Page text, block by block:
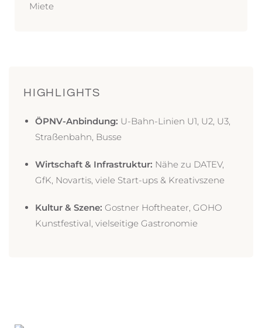
Miete
HIGHLIGHTS
ÖPNV-Anbindung: U-Bahn-Linien U1, U2, U3,
Straßenbahn, Busse
Wirtschaft & Infrastruktur: Nähe zu DATEV,
GfK, Novartis, viele Start-ups & Kreativszene
Kultur & Szene: Gostner Hoftheater, GOHO
Kunstfestival, vielseitige Gastronomie